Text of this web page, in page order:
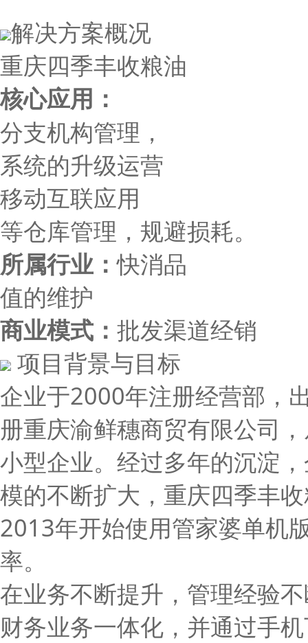
解决方案概况
重庆四季丰收粮油
核心
分支机构管理
系统的升级运营
移动互联应
等仓库管理，规避损耗。
所属行业：快消品
值的维护
商业模式： 批发渠道经销
项目背景与目标
企业于2000年注册经营部，
册重庆渝鲜穗商贸有限公司
小型企业。经过多年的沉淀
模的不断扩大，重庆四季丰
2013年开始使用管家婆单机
率。
在业务不断提升，管理经验
财务业务一体化，并通过手